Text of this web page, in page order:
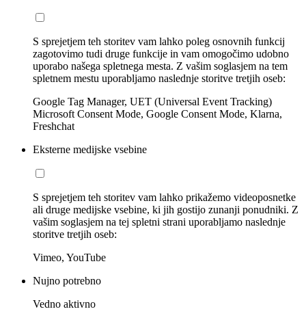
S sprejetjem teh storitev vam lahko poleg osnovnih funkcij
zagotovimo tudi druge funkcije in vam omogočimo udobno
uporabo našega spletnega mesta. Z vašim soglasjem na tem
spletnem mestu uporabljamo naslednje storitve tretjih oseb:
Google Tag Manager, UET (Universal Event Tracking)
Microsoft Consent Mode, Google Consent Mode, Klarna,
Freshchat
Eksterne medijske vsebine
S sprejetjem teh storitev vam lahko prikažemo videoposnetke
ali druge medijske vsebine, ki jih gostijo zunanji ponudniki. Z
vašim soglasjem na tej spletni strani uporabljamo naslednje
storitve tretjih oseb:
Vimeo, YouTube
Nujno potrebno
Vedno aktivno